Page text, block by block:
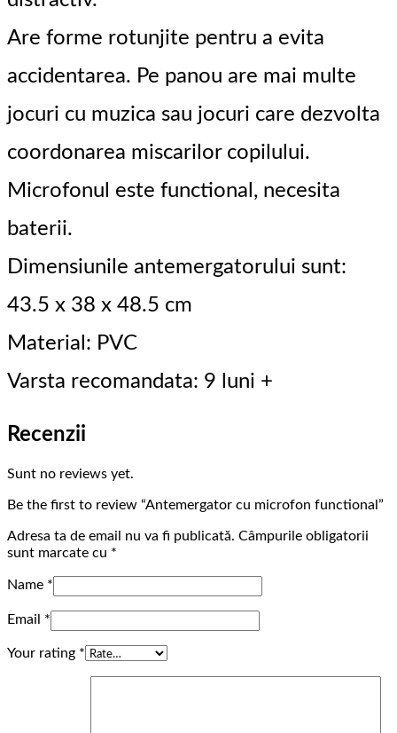
Are forme rotunjite pentru a evita
accidentarea. Pe panou are mai multe
jocuri cu muzica sau jocuri care dezvolta
coordonarea miscarilor copilului.
Microfonul este functional, necesita
baterii.
Dimensiunile antemergatorului sunt:
43.5 x 38 x 48.5 cm
Material: PVC
Varsta recomandata: 9 luni +
Recenzii
Sunt no reviews yet.
Be the first to review “Antemergator cu microfon functional”
Adresa ta de email nu va fi publicată. Câmpurile obligatorii
sunt marcate cu *
Name *
Email *
Your rating *